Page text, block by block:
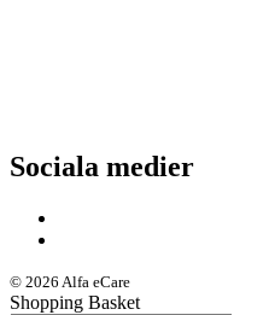
Sociala medier
© 2026 Alfa eCare
Shopping Basket